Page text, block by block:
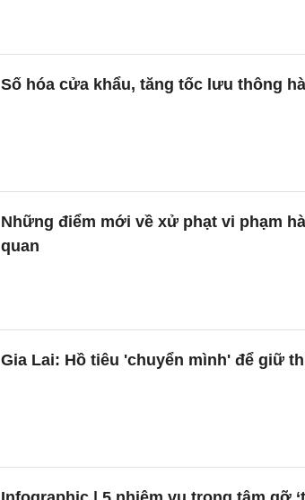
Số hóa cửa khẩu, tăng tốc lưu thông
Những điểm mới về xử phạt vi phạm
quan
Gia Lai: Hồ tiêu 'chuyển mình' để giữ